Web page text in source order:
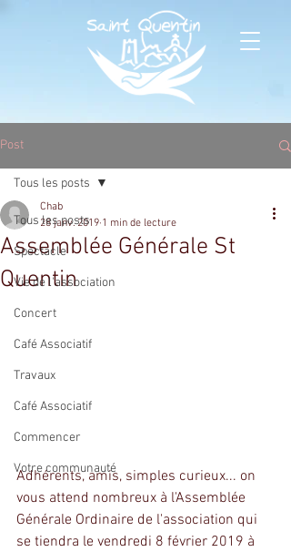
Post
Tous les posts
Spectacle
Vie de l'association
Concert
Café Associatif
Travaux
Café Associatif
Commencer
Votre communauté
Tous les posts
Assemblée Générale St
Quentin
Chab
28 janv. 2019 1 min de lecture
Adhérents, amis, simples curieux... on
vous attend nombreux à l'Assemblée
Générale Ordinaire de l'association qui
se tiendra le vendredi 8 février 2019 à